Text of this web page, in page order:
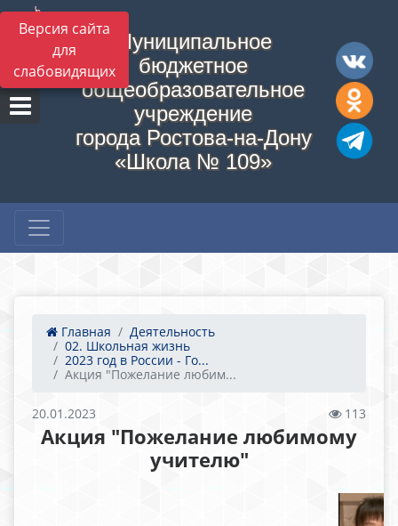
Версия сайта
для
слабовидящих
Муниципальное
бюджетное
общеобразовательное
учреждение
города Ростова-на-Дону
«Школа № 109»
Главная
Деятельность
02. Школьная жизнь
2023 год в России - Го...
Акция "Пожелание любим...
20.01.2023 113
Акция "Пожелание любимому
учителю"